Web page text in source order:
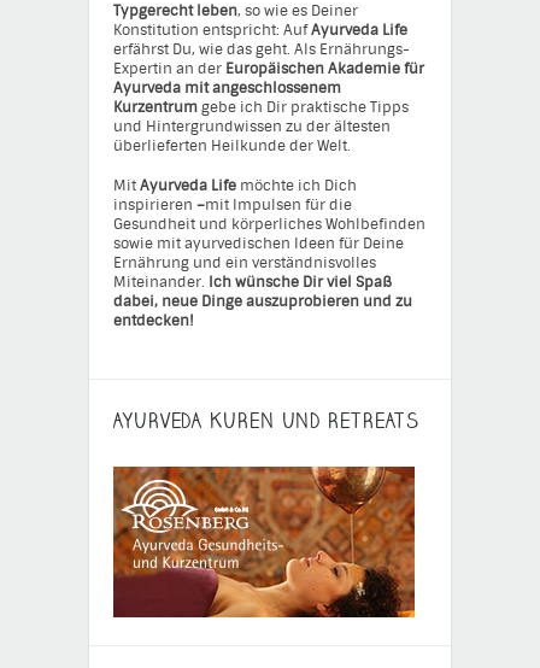
Typgerecht leben, so wie es Deiner
Konstitution entspricht: AufAyurveda Life
erfährst Du, wie das geht. Als Ernährungs-
Expertin an der Europäischen Akademie für
Ayurveda mit angeschlossenem
Kurzentrumgebe ich Dir praktische Tipps
und Hintergrundwissen zu der ältesten
überlieferten Heilkunde der Welt.
MitAyurveda Life möchte ich Dich
inspirieren –mit Impulsen für die
Gesundheit und körperliches Wohlbefinden
sowie mit ayurvedischen Ideen für Deine
Ernährung und ein verständnisvolles
Miteinander. Ich wünsche Dir viel Spaß
dabei, neue Dinge auszuprobieren und zu
entdecken!
AYURVEDA KUREN UND RETREATS